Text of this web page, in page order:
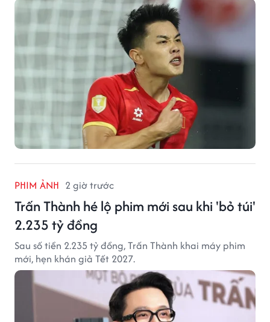
PHIM ẢNH 2 giờ trước
Trấn Thành hé lộ phim mới sau khi 'bỏ túi'
2.235 tỷ đồng
Sau số tiền 2.235 tỷ đồng, Trấn Thành khai máy phim
mới, hẹn khán giả Tết 2027.